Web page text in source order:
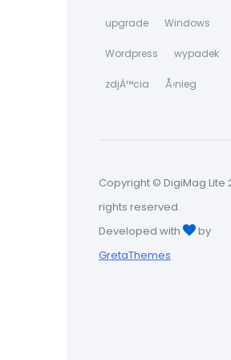
upgrade Windows
Wordpress wypadek
zdjÄ™cia Å›nieg
Copyright © DigiMag Lite
rights reserved.
Developed with
by
GretaThemes